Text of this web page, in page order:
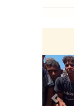
...
Previous